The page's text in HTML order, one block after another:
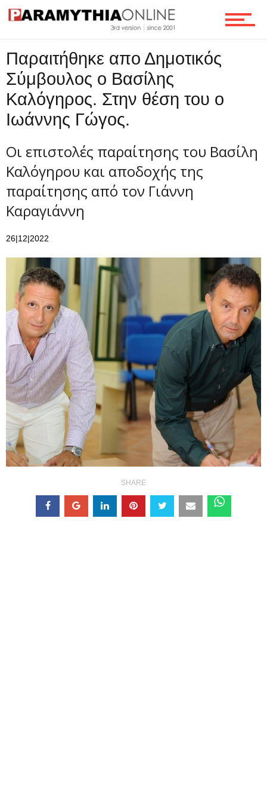
Παραιτήθηκε απο Δημοτικός
Σύμβουλος ο Βασίλης
Καλόγηρος. Στην θέση του ο
Ιωάννης Γώγος.
Οι επιστολές παραίτησης του Βασίλη
Καλόγηρου και αποδοχής της
παραίτησης από τον Γιάννη
Καραγιάννη
26|12|2022
SHARE